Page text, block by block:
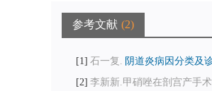
参考文献 2
1 石一复. 阴道炎病因分类及
2 李新新.甲硝唑在剖宫产手